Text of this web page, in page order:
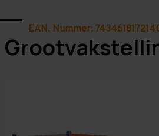
EAN. Nummer: